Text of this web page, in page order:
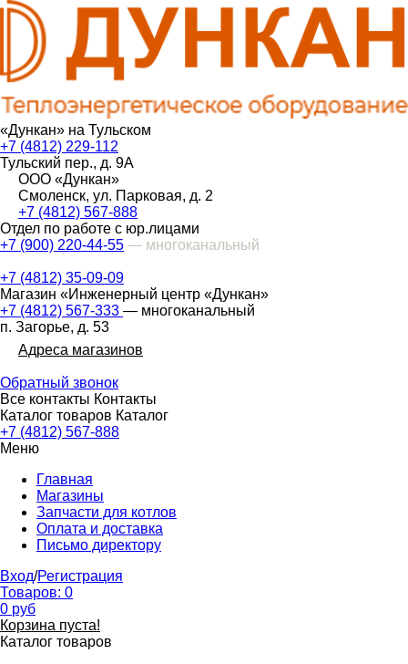
«Дункан» на Тульском
+7 (4812) 229-112
Тульский пер., д. 9А
ООО «Дункан»
Смоленск, ул. Парковая, д. 2
+7 (4812) 567-888
Отдел по работе с юр.лицами
+7 (900) 220-44-55 — многоканальный
+7 (4812) 35-09-09
Магазин «Инженерный центр «Дункан»
+7 (4812) 567-333 — многоканальный
п. Загорье, д. 53
Адреса магазинов
Обратный звонок
Все контакты Контакты
Каталог товаров Каталог
+7 (4812) 567-888
Меню
Главная
Магазины
Запчасти для котлов
Оплата и доставка
Письмо директору
Вход/Регистрация
Товаров: 0
0 руб
Корзина пуста!
Каталог товаров